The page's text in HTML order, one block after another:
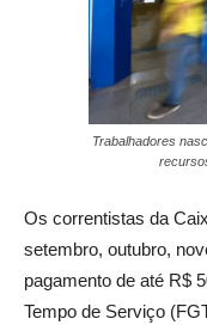
Trabalhadores
Os correntistas da
setembro, outubro,
pagamento de até R$
Tempo de Serviço